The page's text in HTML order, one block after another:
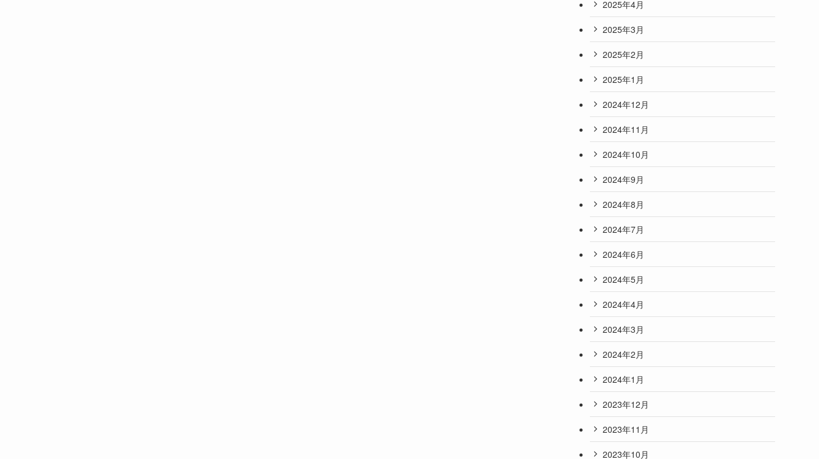
2025年4月
2025年3月
2025年2月
2025年1月
2024年12月
2024年11月
2024年10月
2024年9月
2024年8月
2024年7月
2024年6月
2024年5月
2024年4月
2024年3月
2024年2月
2024年1月
2023年12月
2023年11月
2023年10月